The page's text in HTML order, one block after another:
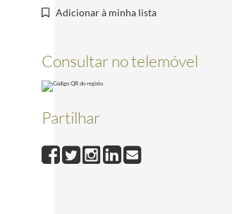
a Chave de Honra da vila, a 2 de setembro de 20232023-09-02/
Adicionar à minha lista
Consultar no telemóvel
Partilhar